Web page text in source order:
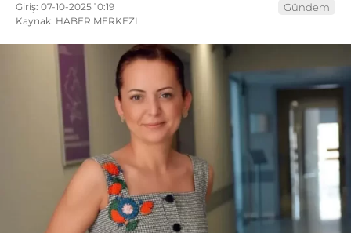
Giriş: 07-10-2025 10:19
Kaynak: HABER MERKEZI
Gündem